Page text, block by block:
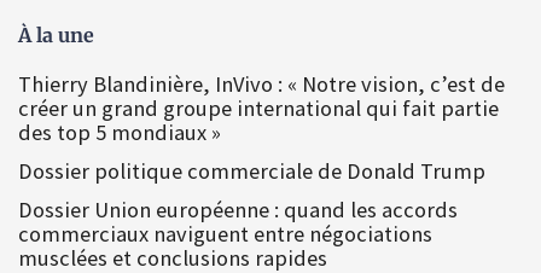
À la une
Thierry Blandinière, InVivo : « Notre vision, c’est de
créer un grand groupe international qui fait partie
des top 5 mondiaux »
Dossier politique commerciale de Donald Trump
Dossier Union européenne : quand les accords
commerciaux naviguent entre négociations
musclées et conclusions rapides